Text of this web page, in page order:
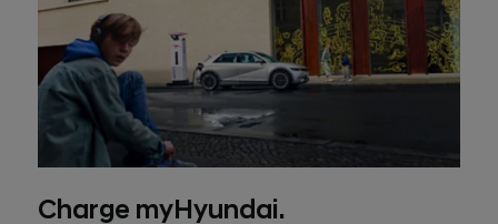
Charge myHyundai.